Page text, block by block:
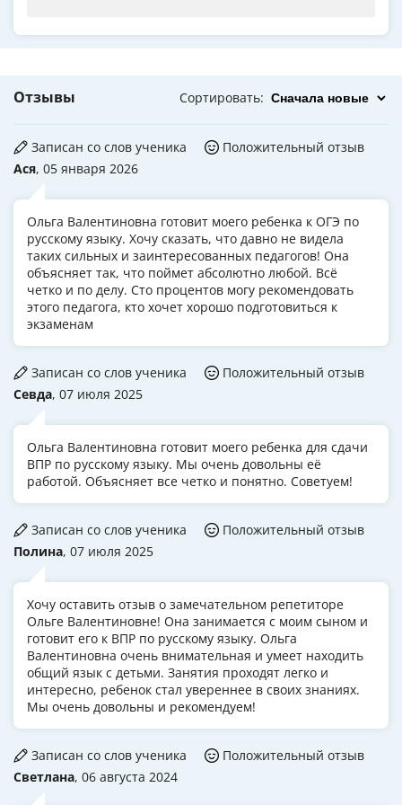
Отзывы Сортировать:
Ася, 05 января 2026
Записан со слов ученика Положительный отзыв
Ольга Валентиновна готовит моего ребенка к ОГЭ по
русскому языку. Хочу сказать, что давно не видела
таких сильных и заинтересованных педагогов! Она
объясняет так, что поймет абсолютно любой. Всё
четко и по делу. Сто процентов могу рекомендовать
этого педагога, кто хочет хорошо подготовиться к
экзаменам
Севда, 07 июля 2025
Записан со слов ученика Положительный отзыв
Ольга Валентиновна готовит моего ребенка для сдачи
ВПР по русскому языку. Мы очень довольны её
работой. Объясняет все четко и понятно. Советуем!
Полина, 07 июля 2025
Записан со слов ученика Положительный отзыв
Хочу оставить отзыв о замечательном репетиторе
Ольге Валентиновне! Она занимается с моим сыном и
готовит его к ВПР по русскому языку. Ольга
Валентиновна очень внимательная и умеет находить
общий язык с детьми. Занятия проходят легко и
интересно, ребенок стал увереннее в своих знаниях.
Мы очень довольны и рекомендуем!
Светлана, 06 августа 2024
Записан со слов ученика Положительный отзыв